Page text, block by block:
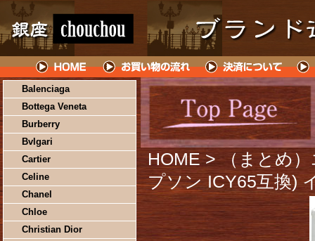
Balenciaga
Bottega Veneta
Burberry
Bvlgari
Cartier
Celine
Chanel
Chloe
Christian Dior
HOME > （まとめ
プソン ICY65互換)